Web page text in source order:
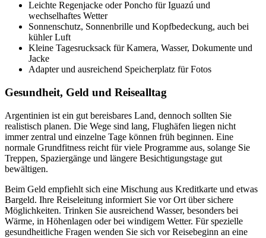
Leichte Regenjacke oder Poncho für Iguazú und
wechselhaftes Wetter
Sonnenschutz, Sonnenbrille und Kopfbedeckung, auch bei
kühler Luft
Kleine Tagesrucksack für Kamera, Wasser, Dokumente und
Jacke
Adapter und ausreichend Speicherplatz für Fotos
Gesundheit, Geld und Reisealltag
Argentinien ist ein gut bereisbares Land, dennoch sollten Sie
realistisch planen. Die Wege sind lang, Flughäfen liegen nicht
immer zentral und einzelne Tage können früh beginnen. Eine
normale Grundfitness reicht für viele Programme aus, solange Sie
Treppen, Spaziergänge und längere Besichtigungstage gut
bewältigen.
Beim Geld empfiehlt sich eine Mischung aus Kreditkarte und etwas
Bargeld. Ihre Reiseleitung informiert Sie vor Ort über sichere
Möglichkeiten. Trinken Sie ausreichend Wasser, besonders bei
Wärme, in Höhenlagen oder bei windigem Wetter. Für spezielle
gesundheitliche Fragen wenden Sie sich vor Reisebeginn an eine